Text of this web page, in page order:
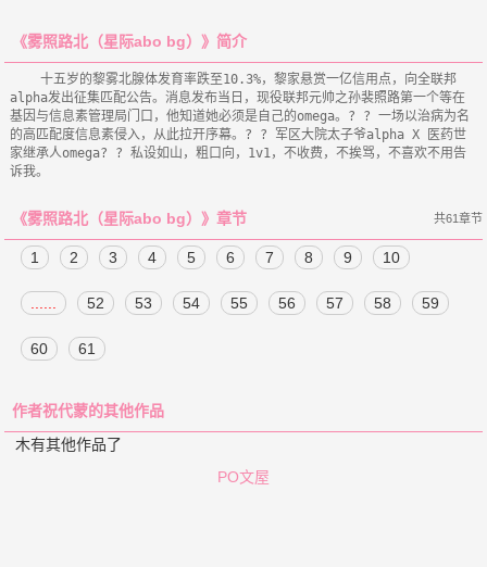
《雾照路北（星际abo bg）》简介
    十五岁的黎雾北腺体发育率跌至10.3%，黎家悬赏一亿信用点，向全联邦
alpha发出征集匹配公告。消息发布当日，现役联邦元帅之孙裴照路第一个等在
基因与信息素管理局门口，他知道她必须是自己的omega。? ? 一场以治病为名
的高匹配度信息素侵入，从此拉开序幕。? ? 军区大院太子爷alpha X 医药世
家继承人omega? ? 私设如山，粗口向，1v1，不收费，不挨骂，不喜欢不用告
《雾照路北（星际abo bg）》章节 共61章节
1 2 3 4 5 6 7 8 9 10
52 53 54 55 56 57 58 59
60 61
作者祝代蒙的其他作品
木有其他作品了
PO文屋